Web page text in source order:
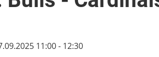
11:00 - 12:30